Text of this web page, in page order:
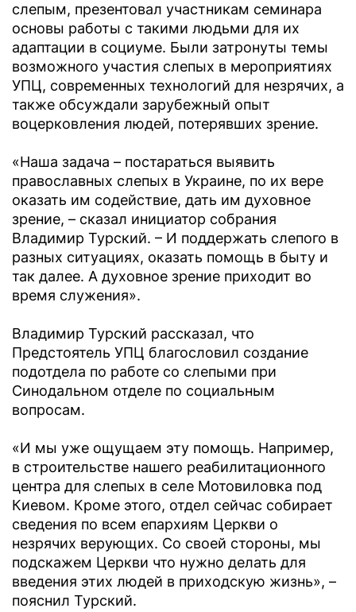
слепым, презентовал участникам семинара
основы работы с такими людьми для их
адаптации в социуме. Были затронуты темы
возможного участия слепых в мероприятиях
УПЦ, современных технологий для незрячих, а
также обсуждали зарубежный опыт
воцерковления людей, потерявших зрение.
«Наша задача – постараться выявить
православных слепых в Украине, по их вере
оказать им содействие, дать им духовное
зрение, – сказал инициатор собрания
Владимир Турский. – И поддержать слепого в
разных ситуациях, оказать помощь в быту и
так далее. А духовное зрение приходит во
время служения».
Владимир Турский рассказал, что
Предстоятель УПЦ благословил создание
подотдела по работе со слепыми при
Синодальном отделе по социальным
вопросам.
«И мы уже ощущаем эту помощь. Например,
в строительстве нашего реабилитационного
центра для слепых в селе Мотовиловка под
Киевом. Кроме этого, отдел сейчас собирает
сведения по всем епархиям Церкви о
незрячих верующих. Со своей стороны, мы
подскажем Церкви что нужно делать для
введения этих людей в приходскую жизнь», –
пояснил Турский.